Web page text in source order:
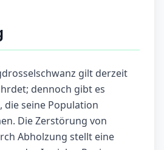
gilt derzeit
dennoch gibt es
die seine Population
Die Zerstörung von
Abholzung stellt eine